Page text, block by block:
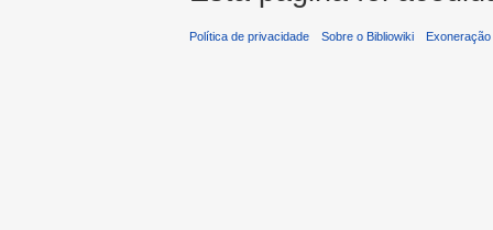
Política de privacidade Sobre o Bibliowiki